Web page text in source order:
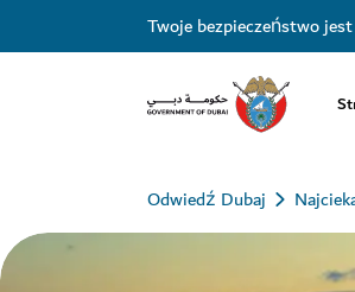
Twoje bezpieczeństwo
Odwiedź Dubaj